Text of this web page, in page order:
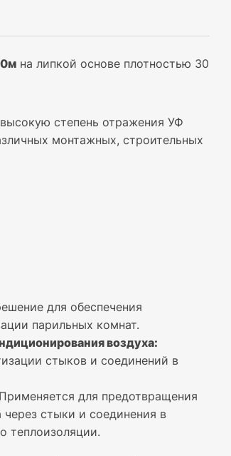
на липкой основе плотностью 30
степень отражения УФ
монтажных, строительных
для обеспечения
парильных комнат.
воздуха:
стыков и соединений в
Применяется для предотвращения
через стыки и соединения в
теплоизоляции.